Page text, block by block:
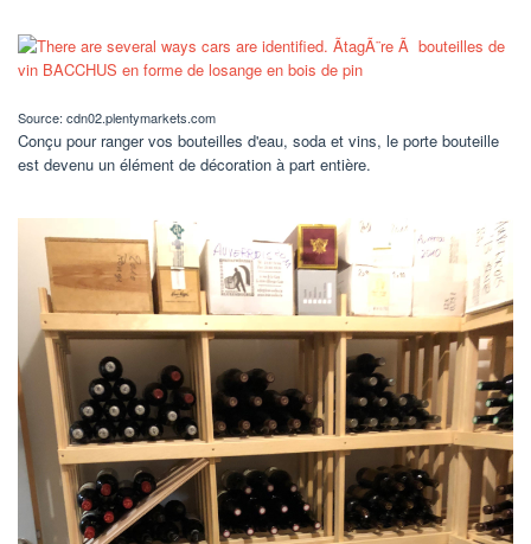
Source: cdn02.plentymarkets.com
Conçu pour ranger vos bouteilles d'eau, soda et vins, le porte bouteille
est devenu un élément de décoration à part entière.